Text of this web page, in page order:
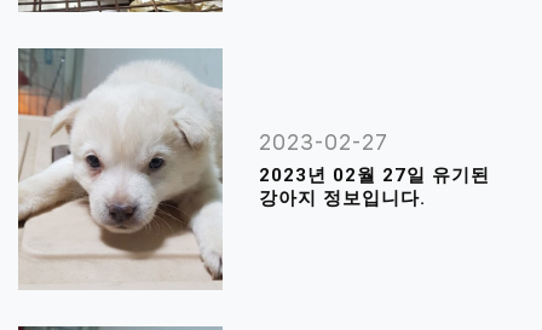
2023-02-27
2023년 02월 27일 유기된
강아지 정보입니다.